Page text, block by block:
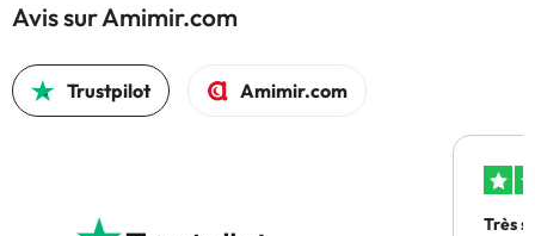
Avis sur Amimir.com
Trustpilot Amimir.com
Très